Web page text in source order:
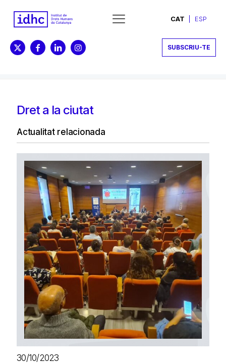
CAT ESP
SUBSCRIU-TE
Dret a la ciutat
Actualitat relacionada
30/10/2023